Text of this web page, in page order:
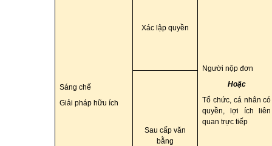
Sáng chế
Giải pháp hữu ích
Xác lập quyền
Người nộp đơn
Hoặc
Tổ chức, cá nhân có
quyền, lợi ích liên
quan trực tiếp
Sau cấp văn
bằng